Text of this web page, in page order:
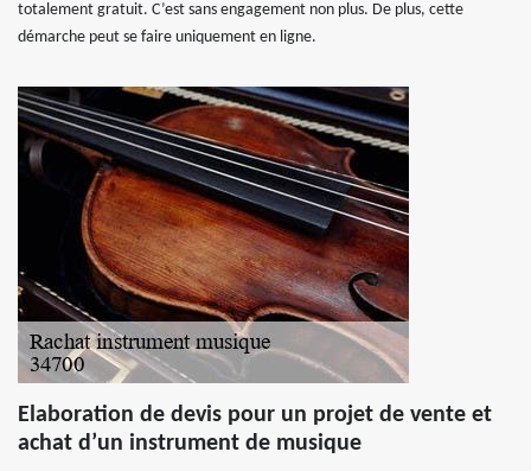
totalement gratuit. C’est sans engagement non plus. De plus, cette
démarche peut se faire uniquement en ligne.
Elaboration de devis pour un projet de vente et
achat d’un instrument de musique